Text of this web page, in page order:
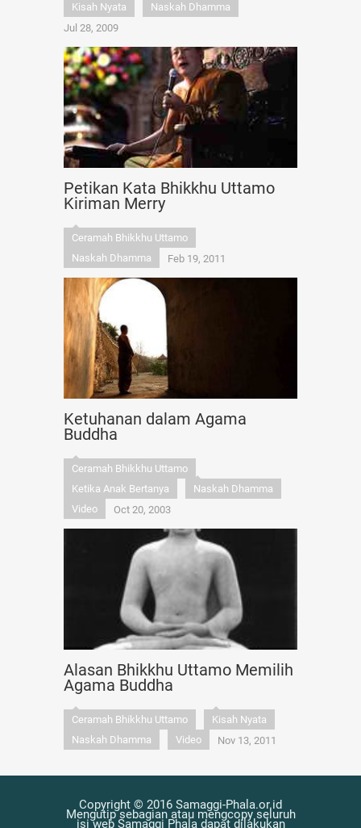
Kisah Nyata
Naskah Dhamma
Jul 28, 2009
Petikan Kata Bhikkhu Uttamo
Kiriman Merry
Ceramah Bhikkhu Uttamo
Naskah Dhamma
Feb 19, 2011
Ketuhanan dalam Agama
Buddha
Ceramah Bhikkhu Uttamo
Ketika Anak Bertanya
Naskah Dhamma
Video
Oct 20, 2003
Alasan Bhikkhu Uttamo Memilih
Agama Buddha
Ceramah Bhikkhu Uttamo
Kisah Nyata
Naskah Dhamma
Video Nov 13, 2011
Copyright © 2016 Samaggi-Phala.or.id
Mengutip sebagian atau mengcopy seluruh
isi web Samaggi Phala dapat dilakukan